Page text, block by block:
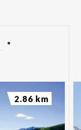
2.86 km